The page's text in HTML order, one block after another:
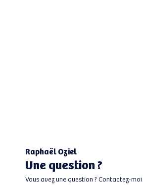
Raphaël Oziel
Une question ?
Vous avez une question ? Contactez-